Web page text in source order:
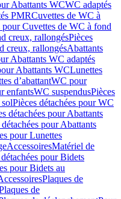
Abattants WCWC adaptés
PMRCuvettes de WC à
pour Cuvettes de WC à fond
creux, rallongésPièces
creux, rallongésAbattants
Abattants WC adaptés
Abattants WCLunettes
d’abattantWC pour
enfantsWC suspendusPièces
Pièces détachées pour WC
détachées pour Abattants
détachées pour Abattants
pour Lunettes
AccessoiresMatériel de
pour Bidets
pour Bidets au
Plaques de
de